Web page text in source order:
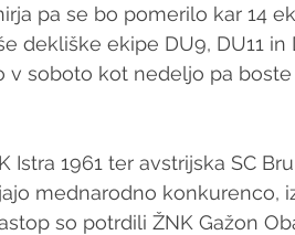
pa se bo pomerilo kar 14
dekliške ekipe DU9, DU11
v soboto kot nedeljo pa
Istra 1961 ter avstrijska SC
mednarodno konkurenco,
so potrdili ŽNK Gažon